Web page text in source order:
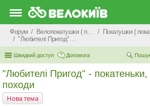
Форум Велопокатушки ( покатеньки), велопоходи, туризм.
"Любителі Пригод" - покатеньки, пригоди, походи
Швидкий доступ Допомога
"Любителі Пригод" - покатеньки,
походи
Нова тема